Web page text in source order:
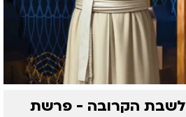
מגזין ערוץ 2000 לשבת הקרובה - פרשת